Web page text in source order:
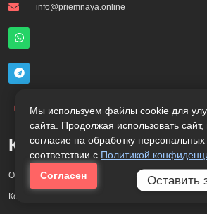
info@priemnaya.online
Компания
О нас
Контакты
Мы используем файлы cookie для
сайта. Продолжая использовать
согласие на обработку
соответствии с Политикой
Согласен
Оставить